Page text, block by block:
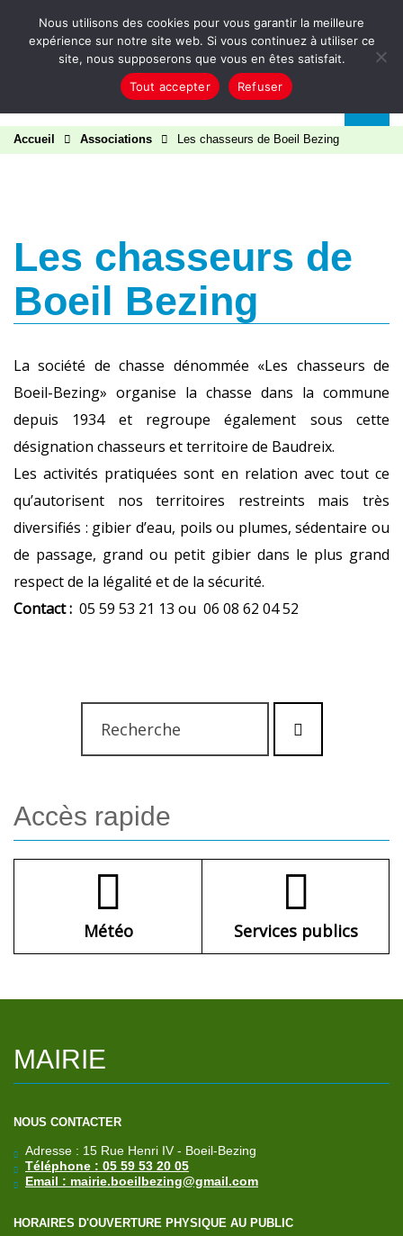
Aller au contenu
Accueil Associations Les chasseurs de Boeil Bezing
Les chasseurs de
Boeil Bezing
La société de chasse dénommée «Les chasseurs de
Boeil-Bezing» organise la chasse dans la commune
depuis 1934 et regroupe également sous cette
désignation chasseurs et territoire de Baudreix.
Les activités pratiquées sont en relation avec tout ce
qu’autorisent nos territoires restreints mais très
diversifiés : gibier d’eau, poils ou plumes, sédentaire ou
de passage, grand ou petit gibier dans le plus grand
respect de la légalité et de la sécurité.
Contact : 05 59 53 21 13 ou 06 08 62 04 52
Lancer
Accès rapide
Météo Services publics
MAIRIE
NOUS CONTACTER
Adresse : 15 Rue Henri IV - Boeil-Bezing
Téléphone : 05 59 53 20 05
Email : mairie.boeilbezing@gmail.com
HORAIRES D'OUVERTURE PHYSIQUE AU PUBLIC
Nous utilisons des cookies pour vous garantir la meilleure
expérience sur notre site web. Si vous continuez à utiliser ce
site, nous supposerons que vous en êtes satisfait.
Tout accepter
Refuser